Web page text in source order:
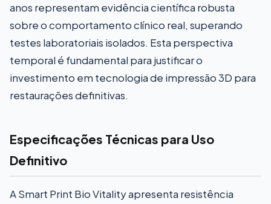
anos representam evidência científica robusta
sobre o comportamento clínico real, superando
testes laboratoriais isolados. Esta perspectiva
temporal é fundamental para justificar o
investimento em tecnologia de impressão 3D para
restaurações definitivas.
Especificações Técnicas para Uso
Definitivo
A Smart Print Bio Vitality apresenta resistência